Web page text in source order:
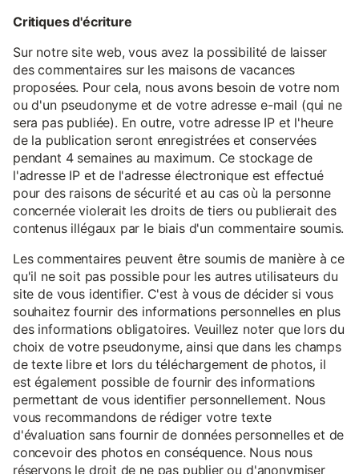
Critiques d'écriture
Sur notre site web, vous avez la possibilité de laisser
des commentaires sur les maisons de vacances
proposées. Pour cela, nous avons besoin de votre nom
ou d'un pseudonyme et de votre adresse e-mail (qui ne
sera pas publiée). En outre, votre adresse IP et l'heure
de la publication seront enregistrées et conservées
pendant 4 semaines au maximum. Ce stockage de
l'adresse IP et de l'adresse électronique est effectué
pour des raisons de sécurité et au cas où la personne
concernée violerait les droits de tiers ou publierait des
contenus illégaux par le biais d'un commentaire soumis.
Les commentaires peuvent être soumis de manière à ce
qu'il ne soit pas possible pour les autres utilisateurs du
site de vous identifier. C'est à vous de décider si vous
souhaitez fournir des informations personnelles en plus
des informations obligatoires. Veuillez noter que lors du
choix de votre pseudonyme, ainsi que dans les champs
de texte libre et lors du téléchargement de photos, il
est également possible de fournir des informations
permettant de vous identifier personnellement. Nous
vous recommandons de rédiger votre texte
d'évaluation sans fournir de données personnelles et de
concevoir des photos en conséquence. Nous nous
réservons le droit de ne pas publier ou d'anonymiser